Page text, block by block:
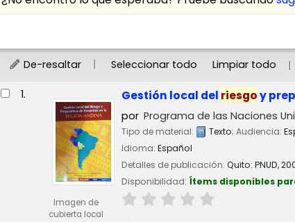
De-resaltar Seleccionar todo Limpiar todo
Resultados
1.
Imagen de
cubierta local
Gestión local del riesgoy
por Programa de las Naciones
Tipo de material: Texto; Audiencia:
Idioma: Español
Detalles de publicación: Quito: PNUD,
Disponibilidad: Ítems disponibles